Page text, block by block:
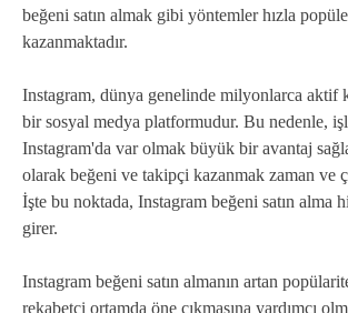
beğeni satın almak gibi yöntemler hızla
kazanmaktadır.
Instagram, dünya genelinde milyonlarca aktif
bir sosyal medya platformudur. Bu nedenle,
Instagram'da var olmak büyük bir avantaj
olarak beğeni ve takipçi kazanmak zaman ve
İşte bu noktada, Instagram beğeni satın alma
girer.
Instagram beğeni satın almanın artan
rekabetçi ortamda öne çıkmasına yardımcı